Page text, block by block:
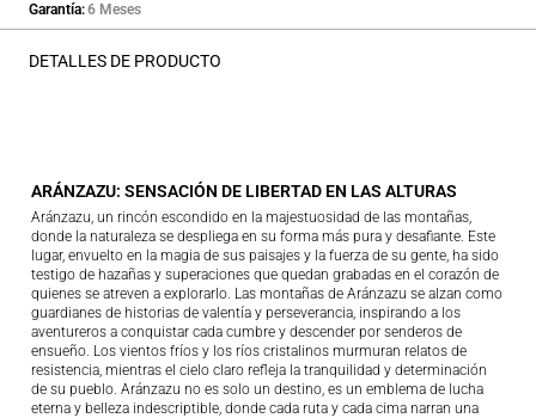
Garantía 6 Meses
DETALLES DE PRODUCTO
ARÁNZAZU: SENSACIÓN DE LIBERTAD EN LAS ALTURAS
Aránzazu, un rincón escondido en la majestuosidad de las montañas,
donde la naturaleza se despliega en su forma más pura y desafiante. Este
lugar, envuelto en la magia de sus paisajes y la fuerza de su gente, ha sido
testigo de hazañas y superaciones que quedan grabadas en el corazón de
quienes se atreven a explorarlo. Las montañas de Aránzazu se alzan como
guardianes de historias de valentía y perseverancia, inspirando a los
aventureros a conquistar cada cumbre y descender por senderos de
ensueño. Los vientos fríos y los ríos cristalinos murmuran relatos de
resistencia, mientras el cielo claro refleja la tranquilidad y determinación
de su pueblo. Aránzazu no es solo un destino, es un emblema de lucha
eterna y belleza indescriptible, donde cada ruta y cada cima narran una